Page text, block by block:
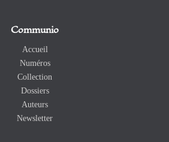
Communio
Accueil
Numéros
Collection
Dossiers
Auteurs
Newsletter